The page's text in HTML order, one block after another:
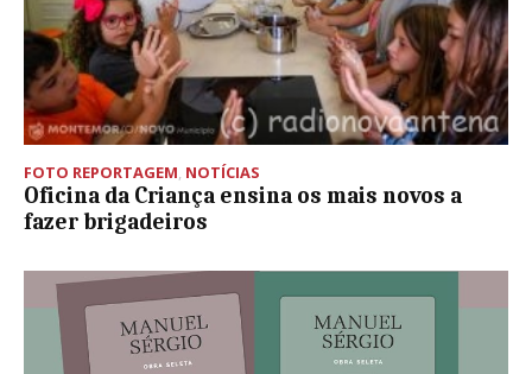
FOTO REPORTAGEM, NOTÍCIAS
Oficina da Criança ensina os mais novos a
fazer brigadeiros